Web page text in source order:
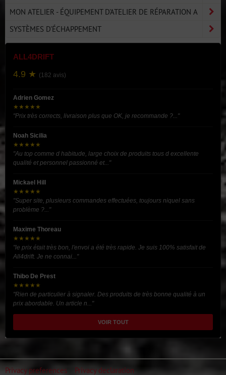
MON ATELIER - ÉQUIPEMENT D'ATELIER DE RÉPARATION A
SYSTÈMES D'ÉCHAPPEMENT
ALL4DRIFT
4.9 ★ (182 avis)
Adrien Gomez
★★★★★
"Prix très corrects, livraison plus que OK, je recommande ?..."
Noah Sicilia
★★★★★
"Au top comme d habitude, large choix de produits tous d excellente
qualité et personnel passionné et..."
Mickael Hill
★★★★★
"Super site, plusieurs commandes effectuées, toujours niquel sans
problème ?..."
Maxime Thoreau
★★★★★
"le prix était très bon, l'envoi a été très rapide. Je suis 100% satisfait de
All4drift. Je ne connai..."
Thibo De Prest
★★★★★
"Rien de particulier à signaler. Des produits de très bonne qualité à un
prix abordable. Un article n..."
VOIR TOUT
Privacy preferences Privacy declaration